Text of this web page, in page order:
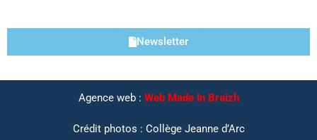
Newsletter
Agence web : Web Made In Breizh
Crédit photos : Collège Jeanne d’Arc